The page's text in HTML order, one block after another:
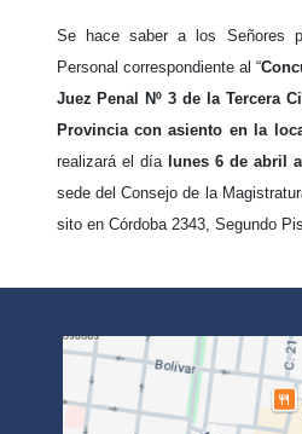
Se hace saber a los Señores
Personal correspondiente al “
Juez Penal Nº 3 de la Tercera
Provincia con asiento en la
realizará el día lunes 6 de abril
sede del Consejo de la
sito en Córdoba 2343, Segundo